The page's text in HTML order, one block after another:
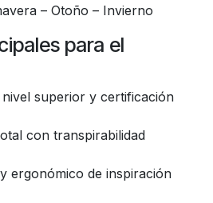
– Otoño – Invierno
para el
superior y certificación
con transpirabilidad
ergonómico de inspiración